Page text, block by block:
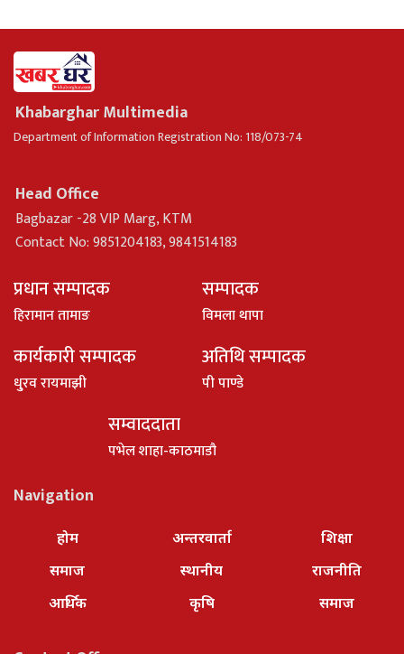
Khabarghar Multimedia
Department of Information Registration No: 118/073-74
Head Office
Bagbazar -28 VIP Marg, KTM
Contact No: 9851204183, 9841514183
प्रधान सम्पादक
हिरामान तामाङ
सम्पादक
विमला थापा
कार्यकारी सम्पादक
धु्रव रायमाझी
अतिथि सम्पादक
पी पाण्डे
सम्वाददाता
पभेल शाहा-काठमाडौ
Navigation
होम
समाज
आर्थिक
अन्तरवार्ता
स्थानीय
कृषि
शिक्षा
राजनीति
समाज